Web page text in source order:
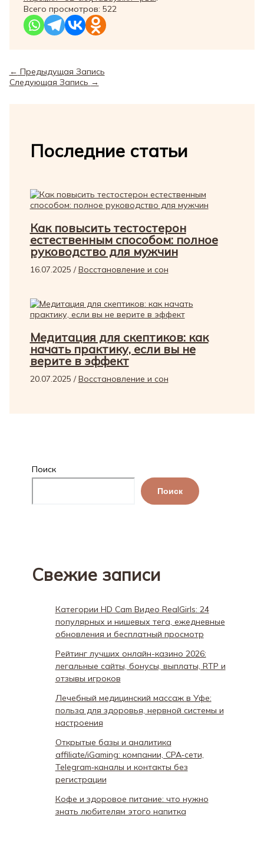
Всего просмотров: 522
← Предыдущая Запись
Следующая Запись →
Последние статьи
Как повысить тестостерон
естественным способом: полное
руководство для мужчин
16.07.2025 /Восстановление и сон
Медитация для скептиков: как
начать практику, если вы не
верите в эффект
20.07.2025 /Восстановление и сон
Поиск
Поиск
Свежие записи
Категории HD Cam Видео RealGirls: 24
популярных и нишевых тега, ежедневные
обновления и бесплатный просмотр
Рейтинг лучших онлайн-казино 2026:
легальные сайты, бонусы, выплаты, RTP и
отзывы игроков
Лечебный медицинский массаж в Уфе:
польза для здоровья, нервной системы и
настроения
Открытые базы и аналитика
affiliate/iGaming: компании, CPA‑сети,
Telegram‑каналы и контакты без
регистрации
Кофе и здоровое питание: что нужно
знать любителям этого напитка